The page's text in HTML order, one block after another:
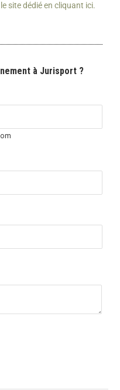
site dédié en cliquant ici.
à Jurisport ?